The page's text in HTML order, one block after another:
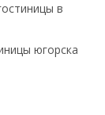
в
югорска